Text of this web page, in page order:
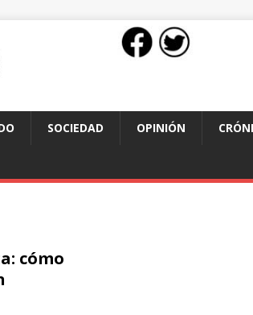
SOCIEDAD OPINIÓN
cómo